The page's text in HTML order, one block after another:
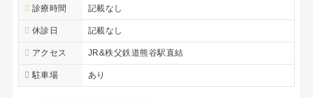
診療時間 記載なし
休診日 記載なし
アクセス JR&秩父鉄道熊谷駅直結
駐車場 あり